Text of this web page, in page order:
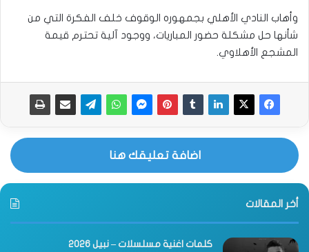
وأهاب النادي الأهلي بجمهوره الوقوف خلف الفكرة التي من
شأنها حل مشكلة حضور المباريات، ووجود آلية تحترم قيمة
المشجع الأهلاوي.
اضافة تعليقك هنا
أخر المقالات
كلمات اغنية مسلسلات – نبيل 2026